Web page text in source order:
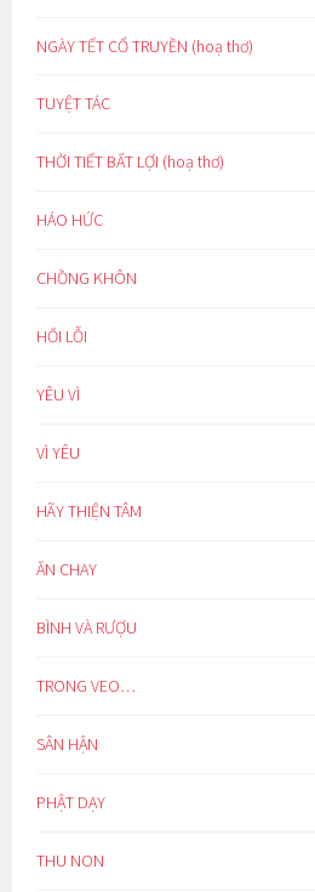
NGÀY TẾT CỔ TRUYỀN (hoạ thơ)
TUYỆT TÁC
THỜI TIẾT BẤT LỢI (hoạ thơ)
HÁO HỨC
CHỒNG KHÔN
HỐI LỖI
YÊU VÌ
VÌ YÊU
HÃY THIỆN TÂM
ĂN CHAY
BÌNH VÀ RƯỢU
TRONG VEO…
SÂN HẬN
PHẬT DẠY
THU NON